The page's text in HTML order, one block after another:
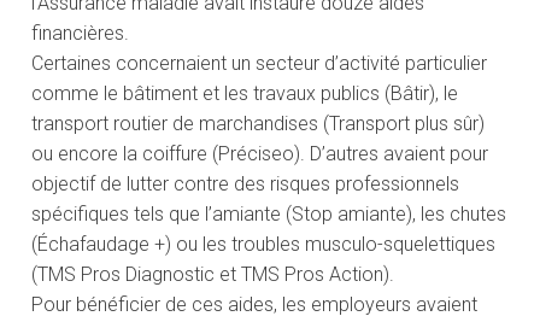
financières.
Certaines concernaient un secteur d’activité particulier
comme le bâtiment et les travaux publics (Bâtir), le
transport routier de marchandises (Transport plus sûr)
ou encore la coiffure (Préciseo). D’autres avaient pour
objectif de lutter contre des risques professionnels
spécifiques tels que l’amiante (Stop amiante), les chutes
(Échafaudage +) ou les troubles musculo-squelettiques
(TMS Pros Diagnostic et TMS Pros Action).
Pour bénéficier de ces aides, les employeurs avaient